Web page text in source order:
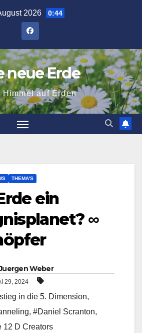
2026 0:44
neue Erde
Himmel auf Erden
THEMA'S
ein
∞
Weber
29, 2024
in die 5. Dimension,
, #Daniel Scranton,
12 D Creators